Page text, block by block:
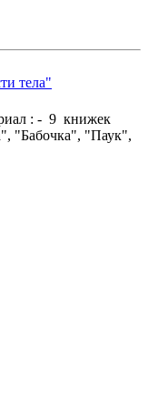
тела"
: - 9 книжек
"Бабочка", "Паук",